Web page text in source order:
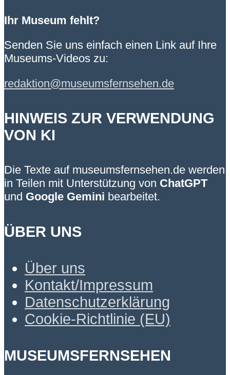
Ihr Museum fehlt?
Senden Sie uns einfach einen Link auf Ihre
Museums-Videos zu:
redaktion@museumsfernsehen.de
HINWEIS ZUR VERWENDUNG
VON KI
Die Texte auf museumsfernsehen.de werden
in Teilen mit Unterstützung von ChatGPT
und Google Gemini bearbeitet.
ÜBER UNS
Über uns
Kontakt/Impressum
Datenschutzerklärung
Cookie-Richtlinie (EU)
MUSEUMSFERNSEHEN